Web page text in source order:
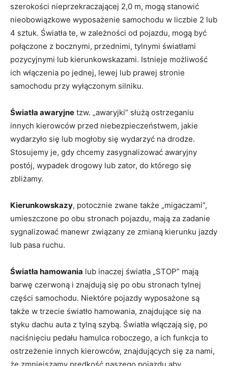
szerokości nieprzekraczającej 2,0 m, mogą stanowić
nieobowiązkowe wyposażenie samochodu w liczbie 2 lub
4 sztuk. Światła te, w zależności od pojazdu, mogą być
połączone z bocznymi, przednimi, tylnymi światłami
pozycyjnymi lub kierunkowskazami. Istnieje możliwość
ich włączenia po jednej, lewej lub prawej stronie
samochodu przy wyłączonym silniku.
Światła awaryjne tzw. „awaryjki” służą ostrzeganiu
innych kierowców przed niebezpieczeństwem, jakie
wydarzyło się lub mogłoby się wydarzyć na drodze.
Stosujemy je, gdy chcemy zasygnalizować awaryjny
postój, wypadek drogowy lub zator, do którego się
zbliżamy.
Kierunkowskazy, potocznie zwane także „migaczami”,
umieszczone po obu stronach pojazdu, mają za zadanie
sygnalizować manewr związany ze zmianą kierunku jazdy
lub pasa ruchu.
Światła hamowania lub inaczej światła „STOP” mają
barwę czerwoną i znajdują się po obu stronach tylnej
części samochodu. Niektóre pojazdy wyposażone są
także w trzecie światło hamowania, znajdujące się na
styku dachu auta z tylną szybą. Światła włączają się, po
naciśnięciu pedału hamulca roboczego, a ich funkcja to
ostrzeżenie innych kierowców, znajdujących się za nami,